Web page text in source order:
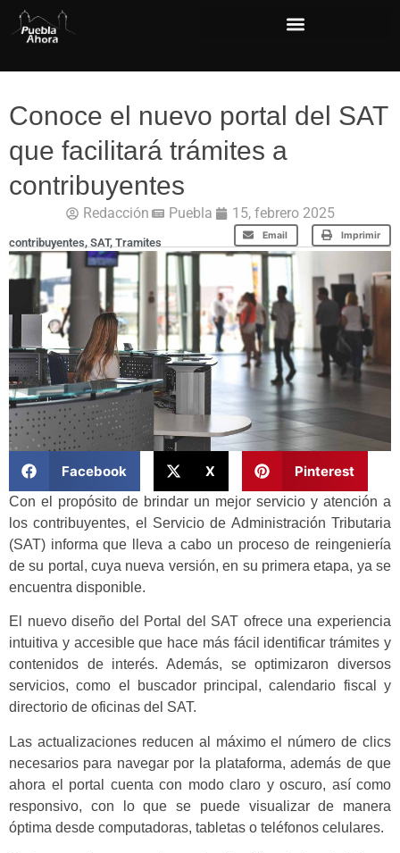
Conoce el nuevo portal del SAT
que facilitará trámites a
contribuyentes
Redacción Puebla 15, febrero 2025
Email Imprimir
contribuyentes, SAT, Tramites
Facebook X Pinterest
Con el propósito de brindar un mejor servicio y atención a
los contribuyentes, el Servicio de Administración Tributaria
(SAT) informa que lleva a cabo un proceso de reingeniería
de su portal, cuya nueva versión, en su primera etapa, ya se
encuentra disponible.
El nuevo diseño del Portal del SAT ofrece una experiencia
intuitiva y accesible que hace más fácil identificar trámites y
contenidos de interés. Además, se optimizaron diversos
servicios, como el buscador principal, calendario fiscal y
directorio de oficinas del SAT.
Las actualizaciones reducen al máximo el número de clics
necesarios para navegar por la plataforma, además de que
ahora el portal cuenta con modo claro y oscuro, así como
responsivo, con lo que se puede visualizar de manera
óptima desde computadoras, tabletas o teléfonos celulares.